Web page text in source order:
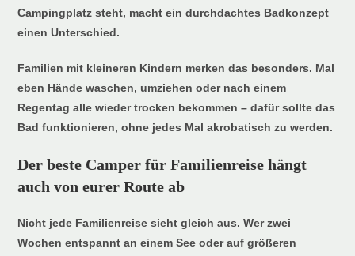
Campingplatz steht, macht ein durchdachtes Badkonzept
einen Unterschied.
Familien mit kleineren Kindern merken das besonders. Mal
eben Hände waschen, umziehen oder nach einem
Regentag alle wieder trocken bekommen – dafür sollte das
Bad funktionieren, ohne jedes Mal akrobatisch zu werden.
Der beste Camper für Familienreise hängt
auch von eurer Route ab
Nicht jede Familienreise sieht gleich aus. Wer zwei
Wochen entspannt an einem See oder auf größeren